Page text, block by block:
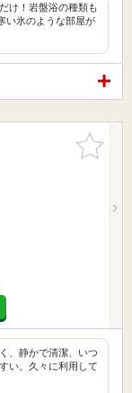
け！岩盤浴の種類も
い氷のような部屋が
お気に入
りに追加
、静かで清潔、いつ
い。久々に利用して